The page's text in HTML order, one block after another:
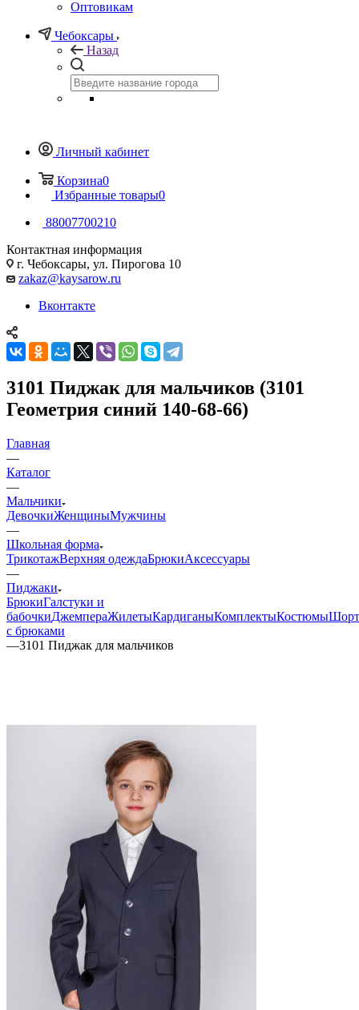
Оптовикам
Чебоксары
Назад
Личный кабинет
Корзина0
Избранные товары0
88007700210
Контактная информация
г. Чебоксары, ул. Пирогова 10
zakaz@kaysarow.ru
Вконтакте
3101 Пиджак для мальчиков (3101
Геометрия синий 140-68-66)
Главная
—
Каталог
—
Мальчики
ДевочкиЖенщиныМужчины
—
Школьная форма
ТрикотажВерхняя одеждаБрюкиАксессуары
—
Пиджаки
БрюкиГалстуки и
бабочкиДжемпераЖилетыКардиганыКомплектыКостюмы
с брюками
—3101 Пиджак для мальчиков